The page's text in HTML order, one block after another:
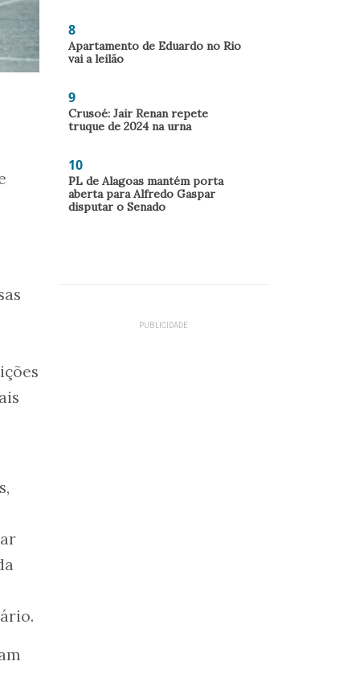
8
Apartamento de Eduardo no Rio
vai a leilão
9
Crusoé: Jair Renan repete
truque de 2024 na urna
10
PL de Alagoas mantém porta
aberta para Alfredo Gaspar
disputar o Senado